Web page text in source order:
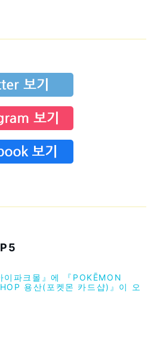
이파크몰』에 『POKĒMON
용산(포켓몬 카드샵)』이 오